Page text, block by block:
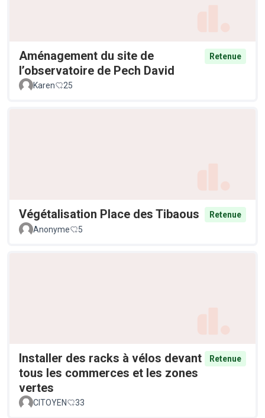
Aménagement du site de
l’observatoire de Pech David
Retenue
Karen 25
Végétalisation Place des Tibaous
Retenue
Anonyme
5
Installer des racks à vélos devant
tous les commerces et les zones
vertes
Retenue
CITOYEN 33